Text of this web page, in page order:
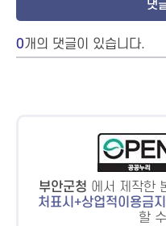
0개의 댓글이 있습니다.
부안군청 에서 제작한
처표시+상업적이용금
할